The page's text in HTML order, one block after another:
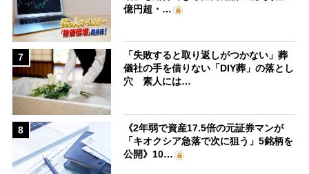
億円超・…
7
「失敗すると取り返しがつかない」葬
儀社の手を借りない「DIY葬」の落とし
穴 素人には…
8
《2年弱で資産17.5倍の元証券マンが
「キオクシア急落で次に狙う」5銘柄を
公開》10…